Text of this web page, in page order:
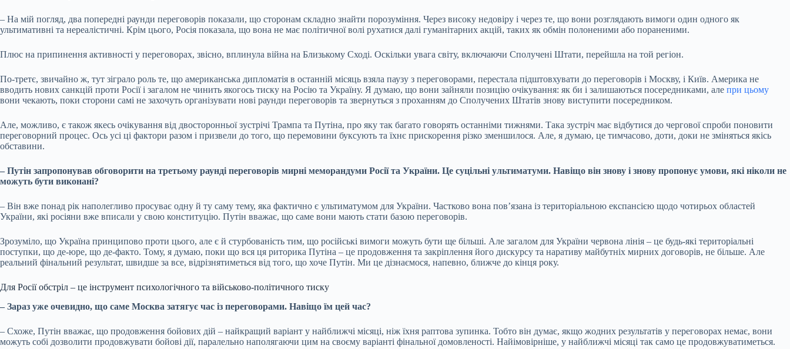
– На мій погляд, два попередні раунди переговорів показали, що сторонам складно знайти порозуміння. Через високу недовіру і через те, що вони розглядають вимоги один одного як
ультимативні та нереалістичні. Крім цього, Росія показала, що вона не має політичної волі рухатися далі гуманітарних акцій, таких як обмін полоненими або пораненими.
Плюс на припинення активності у переговорах, звісно, ​​вплинула війна на Близькому Сході. Оскільки увага світу, включаючи Сполучені Штати, перейшла на той регіон.
По-третє, звичайно ж, тут зіграло роль те, що американська дипломатія в останній місяць взяла паузу з переговорами, перестала підштовхувати до переговорів і Москву, і Київ. Америка не
вводить нових санкцій проти Росії і загалом не чинить якогось тиску на Росію та Україну. Я думаю, що вони зайняли позицію очікування: як би і залишаються посередниками, але при цьому
вони чекають, поки сторони самі не захочуть організувати нові раунди переговорів та звернуться з проханням до Сполучених Штатів знову виступити посередником.
Але, можливо, є також якесь очікування від двосторонньої зустрічі Трампа та Путіна, про яку так багато говорять останніми тижнями. Така зустріч має відбутися до чергової спроби поновити
переговорний процес. Ось усі ці фактори разом і призвели до того, що перемовини буксують та їхнє прискорення різко зменшилося. Але, я думаю, це тимчасово, доти, доки не зміняться якісь
обставини.
– Путін запропонував обговорити на третьому раунді переговорів мирні меморандуми Росії та України. Це суцільні ультиматуми. Навіщо він знову і знову пропонує умови, які ніколи не
можуть бути виконані?
– Він вже понад рік наполегливо просуває одну й ту саму тему, яка фактично є ультиматумом для України. Частково вона пов’язана із територіальною експансією щодо чотирьох областей
України, які росіяни вже вписали у свою конституцію. Путін вважає, що саме вони мають стати базою переговорів.
Зрозуміло, що Україна принципово проти цього, але є й стурбованість тим, що російські вимоги можуть бути ще більші. Але загалом для України червона лінія – це будь-які територіальні
поступки, що де-юре, що де-факто. Тому, я думаю, поки що вся ця риторика Путіна – це продовження та закріплення його дискурсу та наративу майбутніх мирних договорів, не більше. Але
реальний фінальний результат, швидше за все, відрізнятиметься від того, що хоче Путін. Ми це дізнаємося, напевно, ближче до кінця року.
Для Росії обстріл – це інструмент психологічного та військово-політичного тиску
– Зараз уже очевидно, що саме Москва затягує час із переговорами. Навіщо їм цей час?
– Схоже, Путін вважає, що продовження бойових дій – найкращий варіант у найближчі місяці, ніж їхня раптова зупинка. Тобто він думає, якщо жодних результатів у переговорах немає, вони
можуть собі дозволити продовжувати бойові дії, паралельно наполягаючи цим на своєму варіанті фінальної домовленості. Найімовірніше, у найближчі місяці так само це продовжуватиметься.